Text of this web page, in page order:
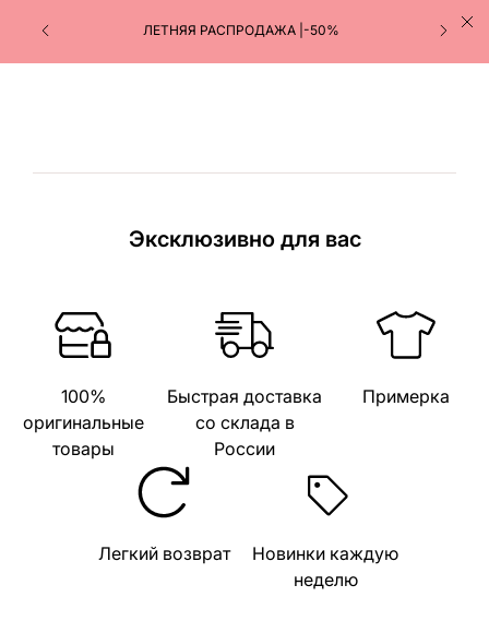
ЛЕТНЯЯ РАСПРОДАЖА |-50%
Эксклюзивно для вас
100%
оригинальные
товары
Быстрая доставка
со склада в
России
Примерка
Легкий возврат
Новинки каждую
неделю